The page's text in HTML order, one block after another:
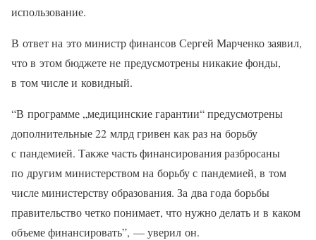
использование.
В ответ на это министр финансов Сергей Марченко заявил,
что в этом бюджете не предусмотрены никакие фонды,
в том числе и ковидный.
“В программе „медицинские гарантии“ предусмотрены
дополнительные 22 млрд гривен как раз на борьбу
с пандемией. Также часть финансирования разбросаны
по другим министерством на борьбу с пандемией, в том
числе министерству образования. За два года борьбы
правительство четко понимает, что нужно делать и в каком
объеме финансировать”, — уверил он.